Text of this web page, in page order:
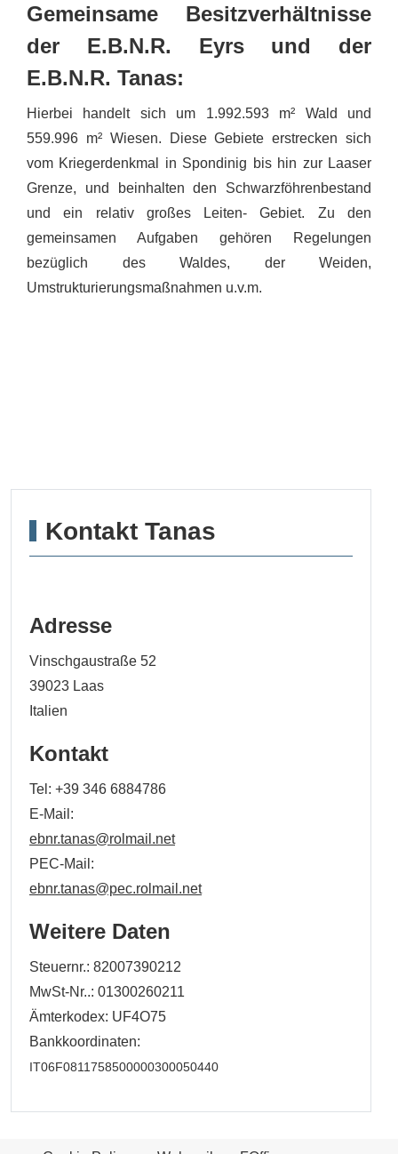
Kontakt Tanas
Adresse
Vinschgaustraße 52
39023 Laas
Italien
Kontakt
Tel: +39 346 6884786
E-Mail:
ebnr.tanas@rolmail.net
PEC-Mail:
ebnr.tanas@pec.rolmail.net
Weitere Daten
Steuernr.: 82007390212
MwSt-Nr..: 01300260211
Ämterkodex: UF4O75
Bankkoordinaten:
IT06F0811758500000300050440
Gemeinsame Besitzverhältnisse
der E.B.N.R. Eyrs und der
E.B.N.R. Tanas:
Hierbei handelt sich um 1.992.593 m² Wald und
559.996 m² Wiesen. Diese Gebiete erstrecken sich
vom Kriegerdenkmal in Spondinig bis hin zur Laaser
Grenze, und beinhalten den Schwarzföhrenbestand
und ein relativ großes Leiten- Gebiet. Zu den
gemeinsamen Aufgaben gehören Regelungen
bezüglich des Waldes, der Weiden,
Umstrukturierungsmaßnahmen u.v.m.